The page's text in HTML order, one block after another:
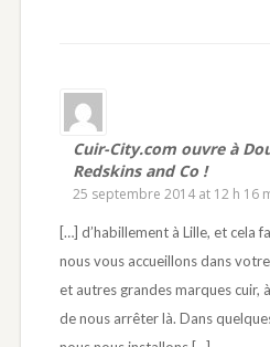
Cuir-City.com ouvre à
Redskins and Co !
25 septembre 2014 at 12 h 16
[…] d’habillement à Lille, et cela
nous vous accueillons dans
et autres grandes marques cuir,
de nous arrêter là. Dans